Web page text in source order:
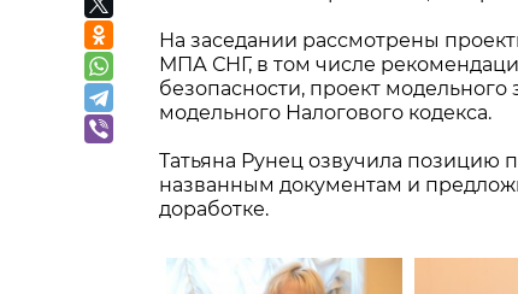
На заседании рассмотрены
МПА СНГ, в том числе
безопасности, проект
модельного Налогового кодекса.
Татьяна Рунец озвучила позицию
названным документам и
доработке.